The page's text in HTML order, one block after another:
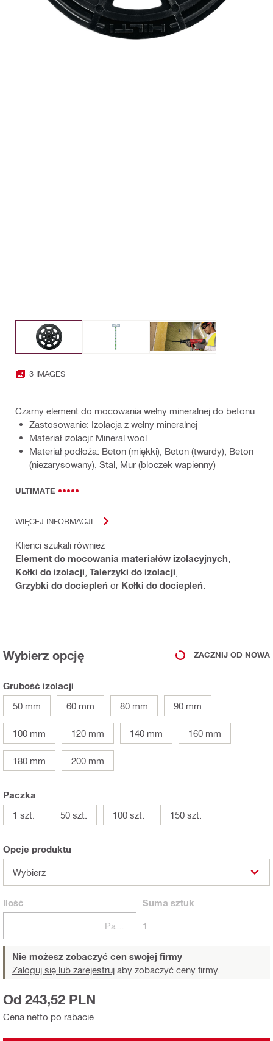
3 IMAGES
Czarny element do mocowania wełny mineralnej do betonu
Zastosowanie: Izolacja z wełny mineralnej
Materiał izolacji: Mineral wool
Materiał podłoża: Beton (miękki), Beton (twardy), Beton
(niezarysowany), Stal, Mur (bloczek wapienny)
ULTIMATE
WIĘCEJ INFORMACJI
Klienci szukali również
Element do mocowania materiałów izolacyjnych
Kołki do izolacji Talerzyki do izolacji
Grzybki do dociepleń or Kołki do dociepleń
Wybierz opcję ZACZNIJ OD NOWA
Grubość izolacji
50 mm
60 mm 80 mm 90 mm
100 mm 120 mm 140 mm 160 mm
180 mm 200 mm
Paczka
1 szt.
50 szt. 100 szt. 150 szt.
Opcje produktu
Wybierz
Ilość Suma sztuk
1
Nie możesz zobaczyć cen swojej firmy
Zaloguj się lub zarejestruj aby zobaczyć ceny firmy.
Cena netto po rabacie
Od 243,52 PLN